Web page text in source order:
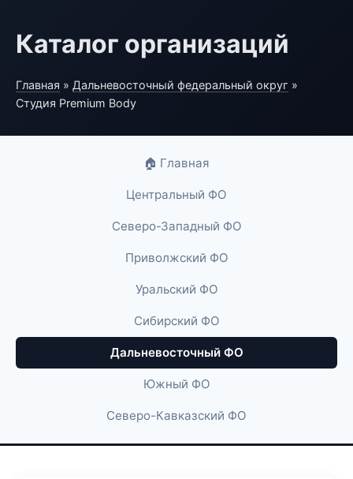
Каталог организаций
Главная » Дальневосточный федеральный округ »
Студия Premium Body
🏠 Главная
Центральный ФО
Северо-Западный ФО
Приволжский ФО
Уральский ФО
Сибирский ФО
Дальневосточный ФО
Южный ФО
Северо-Кавказский ФО